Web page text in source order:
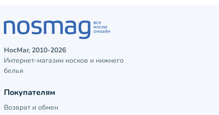
НосМаг, 2010-2026
Интернет-магазин носков и нижнего
белья
Покупателям
Возврат и обмен